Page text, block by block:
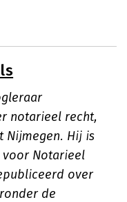
notarieel recht,
Nijmegen. Hij is
voor Notarieel
over
de